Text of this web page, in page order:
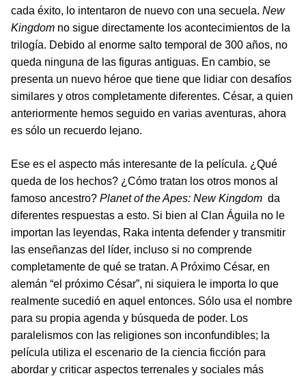
cada éxito, lo intentaron de nuevo con una secuela. New
Kingdom no sigue directamente los acontecimientos de la
trilogía. Debido al enorme salto temporal de 300 años, no
queda ninguna de las figuras antiguas. En cambio, se
presenta un nuevo héroe que tiene que lidiar con desafíos
similares y otros completamente diferentes. César, a quien
anteriormente hemos seguido en varias aventuras, ahora
es sólo un recuerdo lejano.
Ese es el aspecto más interesante de la película. ¿Qué
queda de los hechos? ¿Cómo tratan los otros monos al
famoso ancestro? Planet of the Apes: New Kingdom da
diferentes respuestas a esto. Si bien al Clan Águila no le
importan las leyendas, Raka intenta defender y transmitir
las enseñanzas del líder, incluso si no comprende
completamente de qué se tratan. A Próximo César, en
alemán “el próximo César”, ni siquiera le importa lo que
realmente sucedió en aquel entonces. Sólo usa el nombre
para su propia agenda y búsqueda de poder. Los
paralelismos con las religiones son inconfundibles; la
película utiliza el escenario de la ciencia ficción para
abordar y criticar aspectos terrenales y sociales más